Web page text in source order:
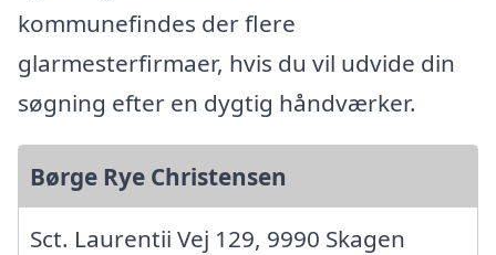
kommunefindes der flere
glarmesterfirmaer, hvis du vil udvide din
søgning efter en dygtig håndværker.
Børge Rye Christensen
Sct. Laurentii Vej 129, 9990 Skagen